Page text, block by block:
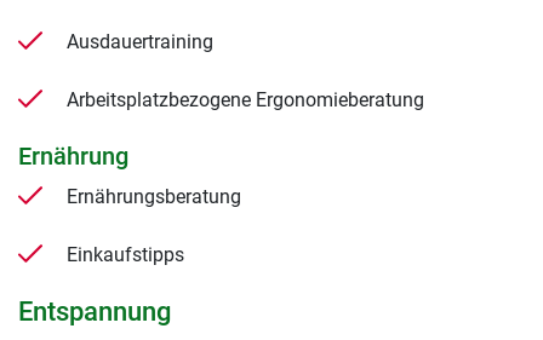
Ausdauertraining
Arbeitsplatzbezogene Ergonomieberatung
Ernährung
Ernährungsberatung
Einkaufstipps
Entspannung